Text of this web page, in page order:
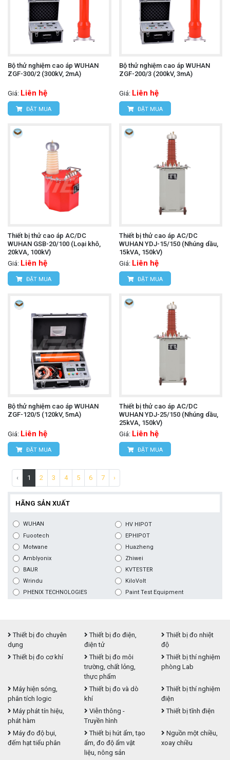
Bộ thử nghiệm cao áp WUHAN
ZGF-300/2 (300kV, 2mA)
Giá: Liên hệ
ĐẶT MUA
Bộ thử nghiệm cao áp WUHAN
ZGF-200/3 (200kV, 3mA)
Giá: Liên hệ
ĐẶT MUA
Thiết bị thử cao áp AC/DC
WUHAN GSB-20/100 (Loại khô,
20kVA, 100kV)
Giá: Liên hệ
ĐẶT MUA
Thiết bị thử cao áp AC/DC
WUHAN YDJ-15/150 (Nhúng dầu,
15kVA, 150kV)
Giá: Liên hệ
ĐẶT MUA
Bộ thử nghiệm cao áp WUHAN
ZGF-120/5 (120kV, 5mA)
Giá: Liên hệ
ĐẶT MUA
Thiết bị thử cao áp AC/DC
WUHAN YDJ-25/150 (Nhúng dầu,
25kVA, 150kV)
Giá: Liên hệ
ĐẶT MUA
‹ 1 2 3 4 5 6 7 ›
HÃNG SẢN XUẤT
WUHAN
HV HIPOT
Fuootech
EPHIPOT
Motwane
Huazheng
Amblyonix
Zhiwei
BAUR
KVTESTER
Wrindu
KiloVolt
PHENIX TECHNOLOGIES
Paint Test Equipment
Thiết bị đo chuyên
dụng
Thiết bị đo điện,
điện tử
Thiết bị đo nhiệt
độ
Thiết bị đo cơ khí
Thiết bị đo môi
trường, chất lỏng,
thực phẩm
Thiết bị thí nghiệm
phòng Lab
Máy hiện sóng,
phân tích logic
Thiết bị đo và dò
khí
Thiết bị thí nghiệm
điện
Máy phát tín hiệu,
phát hàm
Viễn thông -
Truyền hình
Thiết bị tĩnh điện
Máy đo độ bụi,
đếm hạt tiểu phân
Thiết bị hút ẩm, tạo
ẩm, đo độ ẩm vật
liệu, nông sản
Nguồn một chiều,
xoay chiều